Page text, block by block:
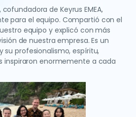
de Keyrus EMEA,
para el equipo. Compartió con el
equipo y explicó con más
de nuestra empresa. Es un
su profesionalismo, espíritu,
inspiraron enormemente a cada